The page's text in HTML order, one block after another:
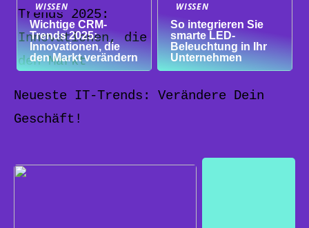
WISSEN
Wichtige CRM-
Trends 2025:
Innovationen, die
den Markt verändern
WISSEN
So integrieren Sie
smarte LED-
Beleuchtung in Ihr
Unternehmen
Neueste IT-Trends: Verändere Dein
Geschäft!